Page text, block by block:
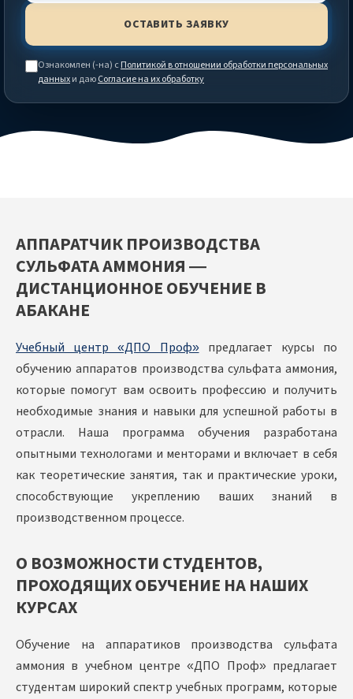
Ознакомлен (-на) сПолитикой в отношении обработки персональных
данныхи даюСогласие на их обработку
АППАРАТЧИК ПРОИЗВОДСТВА
СУЛЬФАТА АММОНИЯ —
ДИСТАНЦИОННОЕ ОБУЧЕНИЕ В
АБАКАНЕ
Учебный центр «ДПО Проф»предлагает курсы по
обучению аппаратов производства сульфата аммония,
которые помогут вам освоить профессию и получить
необходимые знания и навыки для успешной работы в
отрасли. Наша программа обучения разработана
опытными технологами и менторами и включает в себя
как теоретические занятия, так и практические уроки,
способствующие укреплению ваших знаний в
производственном процессе.
О ВОЗМОЖНОСТИ СТУДЕНТОВ,
ПРОХОДЯЩИХ ОБУЧЕНИЕ НА НАШИХ
КУРСАХ
Обучение на аппаратиков производства сульфата
аммония в учебном центре «ДПО Проф» предлагает
студентам широкий спектр учебных программ, которые